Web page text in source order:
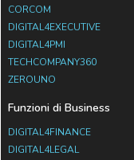
CORCOM
DIGITAL4EXECUTIVE
DIGITAL4PMI
TECHCOMPANY360
ZEROUNO
Funzioni di Business
DIGITAL4FINANCE
DIGITAL4LEGAL